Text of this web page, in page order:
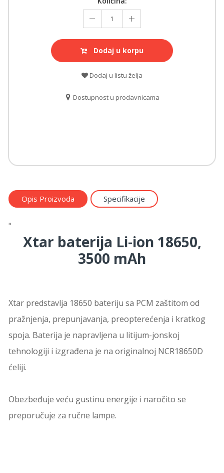
Dodaj u korpu
Dodaj u listu želja
Dostupnost u prodavnicama
Opis Proizvoda Specifikacije
"
Xtar baterija Li-ion 18650,
3500 mAh
Xtar predstavlja 18650 bateriju sa PCM zaštitom od
pražnjenja, prepunjavanja, preopterećenja i kratkog
spoja. Baterija je napravljena u litijum-jonskoj
tehnologiji i izgrađena je na originalnoj NCR18650D
ćeliji.
Obezbeđuje veću gustinu energije i naročito se
preporučuje za ručne lampe.